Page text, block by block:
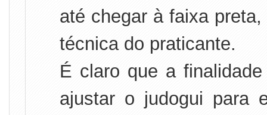
até chegar à faixa
técnica do praticante.
É claro que a
ajustar o judogui para